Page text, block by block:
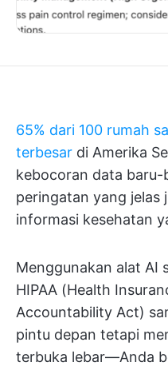
65% dari 100 rumah
terbesar di Amerika
kebocoran data baru-
peringatan yang jelas
informasi kesehatan
Menggunakan alat AI
HIPAA (Health
Accountability Act)
pintu depan tetapi
terbuka lebar—Anda